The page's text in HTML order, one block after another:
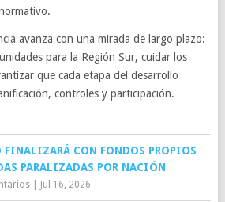
avanza con una mirada de largo plazo:
para la Región Sur, cuidar los
que cada etapa del desarrollo
controles y participación.
FINALIZARÁ CON FONDOS PROPIOS
PARALIZADAS POR NACIÓN
| Jul 16, 2026